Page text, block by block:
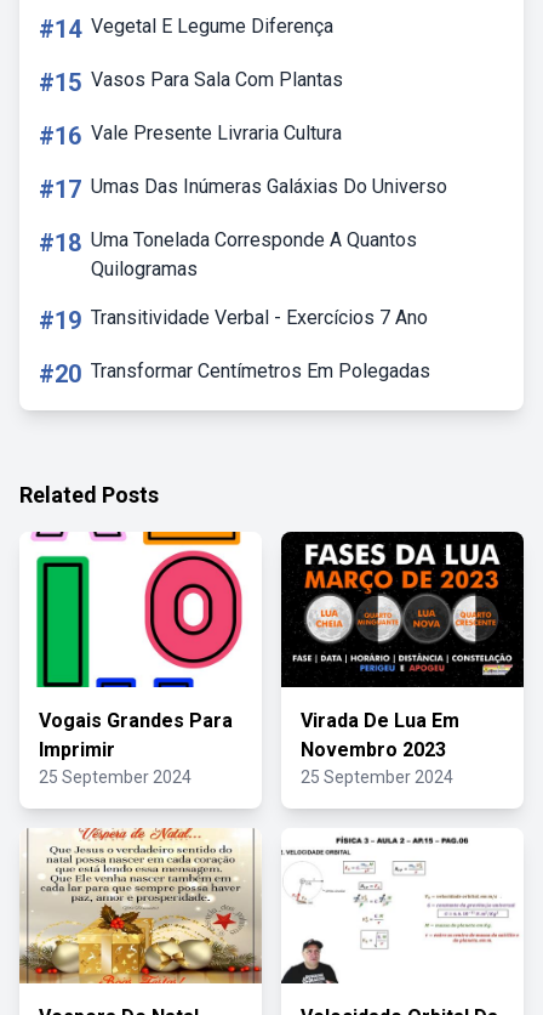
#14 Vegetal E Legume Diferença
#15 Vasos Para Sala Com Plantas
#16 Vale Presente Livraria Cultura
#17 Umas Das Inúmeras Galáxias Do Universo
#18 Uma Tonelada Corresponde A Quantos
Quilogramas
#19 Transitividade Verbal - Exercícios 7 Ano
#20 Transformar Centímetros Em Polegadas
Related Posts
Vogais Grandes Para
Imprimir
25 September 2024
Virada De Lua Em
Novembro 2023
25 September 2024